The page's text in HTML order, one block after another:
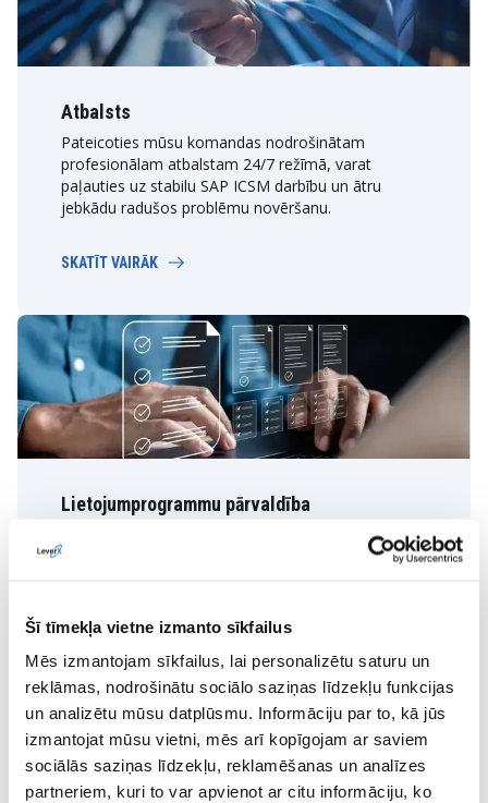
Šī tīmekļa vietne izmanto sīkfailus
Mēs izmantojam sīkfailus, lai personalizētu saturu un
reklāmas, nodrošinātu sociālo saziņas līdzekļu funkcijas
un analizētu mūsu datplūsmu. Informāciju par to, kā jūs
izmantojat mūsu vietni, mēs arī kopīgojam ar saviem
sociālās saziņas līdzekļu, reklamēšanas un analīzes
partneriem, kuri to var apvienot ar citu informāciju, ko
Atbalsts
Pateicoties mūsu komandas nodrošinātam
profesionālam atbalstam 24/7 režīmā, varat
paļauties uz stabilu SAP ICSM darbību un ātru
jebkādu radušos problēmu novēršanu.
SKATĪT VAIRĀK
Lietojumprogrammu pārvaldība
Mēs palīdzēsim jums gūt maksimālu labumu no
SAP ICSM, nepārtraukti uzlabojot un pilnveidojot
SKATĪT VAIRĀK
Uzziniet vairāk par mūsu SAP